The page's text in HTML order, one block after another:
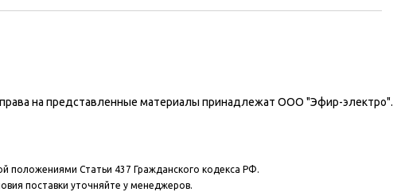
на представленные материалы принадлежат ООО "Эфир-электро".
положениями Статьи 437 Гражданского кодекса РФ.
поставки уточняйте у менеджеров.